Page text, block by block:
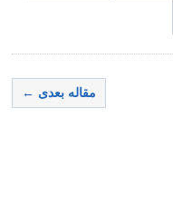
مقاله بعدی ←